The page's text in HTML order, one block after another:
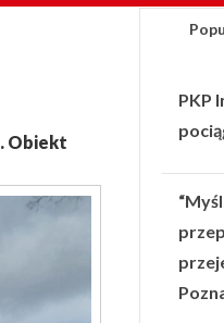
. Obiekt
PKP